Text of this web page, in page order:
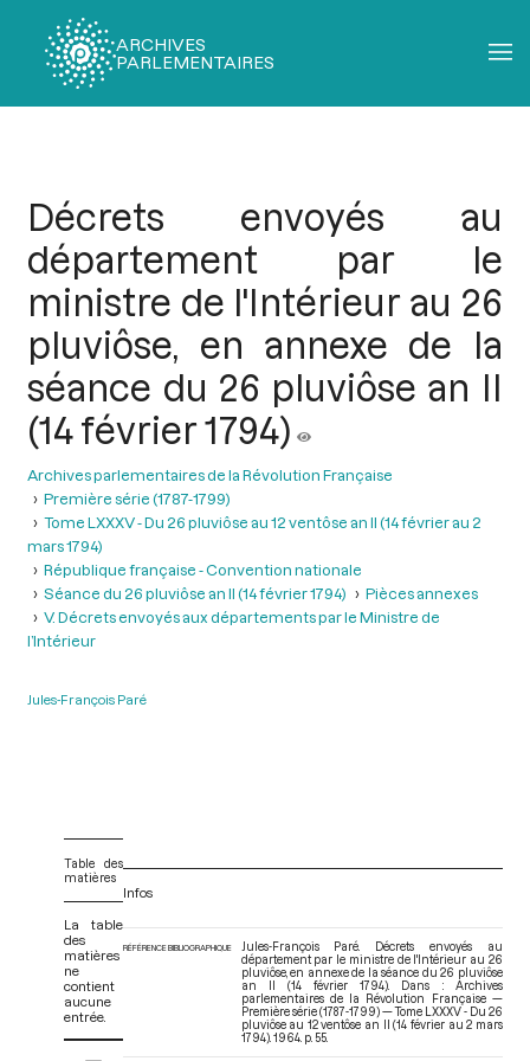
ARCHIVES
PARLEMENTAIRES
Décrets envoyés au
département par le
ministre de l'Intérieur au 26
pluviôse, en annexe de la
séance du 26 pluviôse an II
(14 février 1794)
Archives parlementaires de la Révolution Française
Première série (1787-1799)
Tome LXXXV - Du 26 pluviôse au 12 ventôse an II (14 février au 2
mars 1794)
République française - Convention nationale
Séance du 26 pluviôse an II (14 février 1794)
Pièces annexes
V. Décrets envoyés aux départements par le Ministre de
l’Intérieur
Jules-François Paré
Table des
matières
La table
des
matières
ne
contient
aucune
entrée.
Infos
RÉFÉRENCE BIBLIOGRAPHIQUE
Jules-François Paré. Décrets envoyés au
département par le ministre de l'Intérieur au 26
pluviôse, en annexe de la séance du 26 pluviôse
an II (14 février 1794). Dans : Archives
parlementaires de la Révolution Française —
Première série (1787-1799) — Tome LXXXV - Du 26
pluviôse au 12 ventôse an II (14 février au 2 mars
1794). 1964. p. 55.